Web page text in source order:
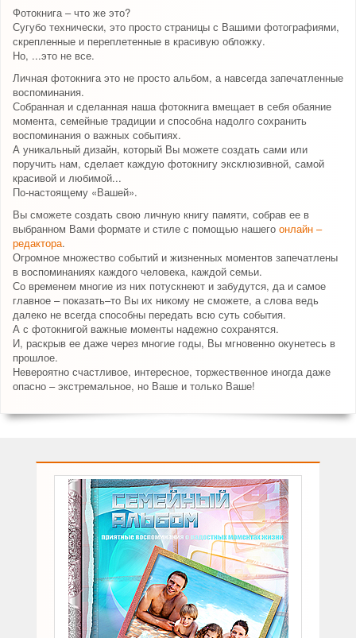
Фотокнига – что же это?
Сугубо технически, это просто страницы с Вашими фотографиями,
скрепленные и переплетенные в красивую обложку.
Но, ...это не все.
Личная фотокнига это не просто альбом, а навсегда запечатленные
воспоминания.
Собранная и сделанная наша фотокнига вмещает в себя обаяние
момента, семейные традиции и способна надолго сохранить
воспоминания о важных событиях.
А уникальный дизайн, который Вы можете создать сами или
поручить нам, сделает каждую фотокнигу эксклюзивной, самой
красивой и любимой...
По-настоящему «Вашей».
Вы сможете создать свою личную книгу памяти, собрав ее в
выбранном Вами формате и стиле с помощью нашего онлайн –
редактора.
Огромное множество событий и жизненных моментов запечатлены
в воспоминаниях каждого человека, каждой семьи.
Со временем многие из них потускнеют и забудутся, да и самое
главное – показать–то Вы их никому не сможете, а слова ведь
далеко не всегда способны передать всю суть события.
А с фотокнигой важные моменты надежно сохранятся.
И, раскрыв ее даже через многие годы, Вы мгновенно окунетесь в
прошлое.
Невероятно счастливое, интересное, торжественное иногда даже
опасно – экстремальное, но Ваше и только Ваше!